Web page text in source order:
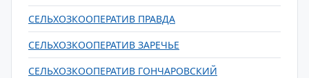
СЕЛЬХОЗКООПЕРАТИВ ПРАВДА
СЕЛЬХОЗКООПЕРАТИВ ЗАРЕЧЬЕ
СЕЛЬХОЗКООПЕРАТИВ ГОНЧАРОВСКИЙ